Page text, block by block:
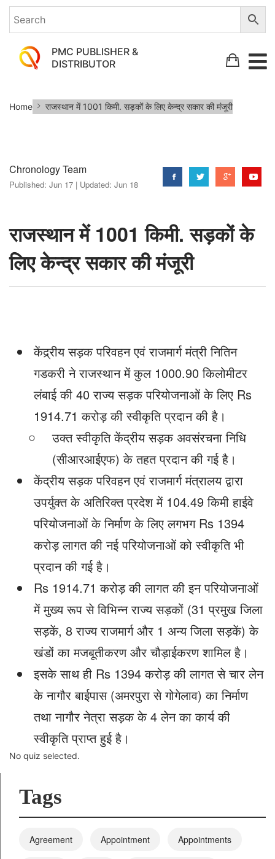
PMC PUBLISHER &
DISTRIBUTOR
राजस्थान
सड़कों
के
केन्द्र
सकार
की
मंजूरी
Home राजस्थान में 1001 किमी. सड़कों के लिए केन्द्र सकार की मंजूरी
Chronology Team
Published: Jun 17 | Updated: Jun 18
राजस्थान में 1001 किमी. सड़कों के
लिए केन्द्र सकार की मंजूरी
केंद्र्रीय सड़क परिवहन एवं राजमार्ग मंत्री नितिन
गडकरी ने राजस्थान में कुल 1000.90 किलोमीटर
लंबाई की 40 राज्य सड़क परियोजनाओं के लिए Rs
1914.71 करोड़ की स्वीकृति प्रदान की है।
उक्त स्वीकृति केंद्रीय सड़क अवसंरचना निधि
(सीआरआईएफ) के तहत प्रदान की गई है।
केंद्रीय सड़क परिवहन एवं राजमार्ग मंत्रालय द्वारा
उपर्युक्त के अतिरिक्त प्रदेश में 104.49 किमी हाईवे
परियोजनाओं के निर्माण के लिए लगभग Rs 1394
करोड़ लागत की नई परियोजनाओं को स्वीकृति भी
प्रदान की गई है।
Rs 1914.71 करोड़ की लागत की इन परियोजनाओं
में मुख्य रूप से विभिन्न राज्य सड़कों (31 प्रमुख जिला
सड़कें, 8 राज्य राजमार्ग और 1 अन्य जिला सड़कें) के
खंडों का मजबूतीकरण और चौड़ाईकरण शामिल है।
इसके साथ ही Rs 1394 करोड़ की लागत से चार लेन
के नागौर बाईपास (अमरपुरा से गोगेलाव) का निर्माण
तथा नागौर नेत्रा सड़क के 4 लेन का कार्य की
स्वीकृति प्राप्त हुई है।
No quiz selected.
Tags
Agreement Appointment Appointments